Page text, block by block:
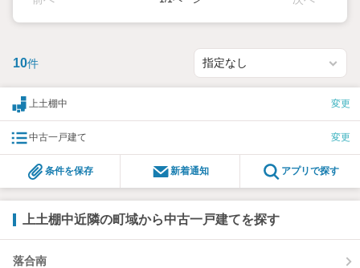
10件
上土棚中 変更
中古一戸建て 変更
条件を保存 新着通知 アプリで探す
上土棚中近隣の町域から中古一戸建てを探す
落合南